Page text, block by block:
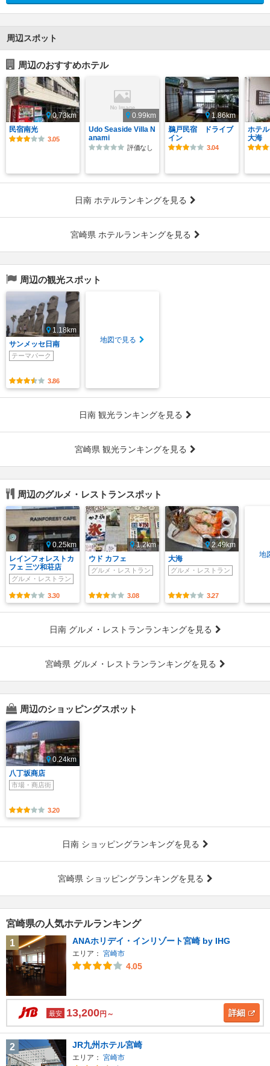
周辺スポット
周辺のおすすめホテル
0.73km
民宿南光
3.05
0.99km
Udo Seaside Villa N
anami
評価なし
1.86km
鵜戸民宿 ドライブ
イン
3.04
ホテ
大海
日南 ホテルランキングを見る
宮崎県 ホテルランキングを見る
周辺の観光スポット
1.18km
サンメッセ日南
テーマパーク
3.86
地図で見る
日南 観光ランキングを見る
宮崎県 観光ランキングを見る
周辺のグルメ・レストランスポット
0.25km
レインフォレストカ
フェ 三ツ和荘店
グルメ・レストラン
3.30
1.2km
ウド カフェ
グルメ・レストラン
3.08
2.49km
大海
グルメ・レストラン
3.27
地
日南 グルメ・レストランランキングを見る
宮崎県 グルメ・レストランランキングを見る
周辺のショッピングスポット
0.24km
八丁坂商店
市場・商店街
3.20
日南 ショッピングランキングを見る
宮崎県 ショッピングランキングを見る
宮崎県の人気ホテルランキング
1
ANAホリデイ・インリゾート宮崎 by IHG
エリア： 宮崎市
4.05
最安 13,200円～ 詳細
2 JR九州ホテル宮崎
エリア： 宮崎市